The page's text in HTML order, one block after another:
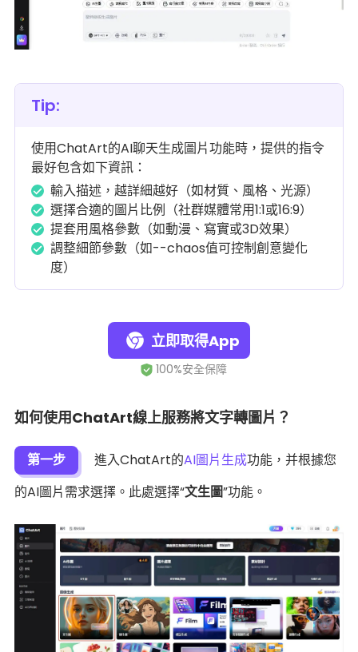
Tip:
使用ChatArt的AI聊天生成圖片功能時，提供的指令
最好包含如下資訊：
輸入描述，越詳細越好（如材質、風格、光源）
選擇合適的圖片比例（社群媒體常用1:1或16:9）
提套用風格參數（如動漫、寫實或3D效果）
調整細節參數（如--chaos值可控制創意變化
度）
立即取得App
如何使用ChatArt線上服務將文字轉圖片？
第一步 進入ChatArt的AI圖片生成功能，并根據您
的AI圖片需求選擇。此處選擇“文生圖”功能。